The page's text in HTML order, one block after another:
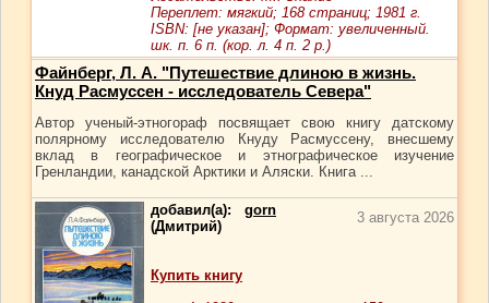
Переплет: мягкий; 168 страниц; 1981 г.
ISBN: [не указан]; Формат: увеличенный.
шк. п. 6 п. (кор. л. 4 п. 2 р.)
Файнберг, Л. А. "Путешествие длиною в жизнь.
Кнуд Расмуссен - исследователь Севера"
Автор ученый-этногораф посвящает свою книгу датскому
полярному исследователю Кнуду Расмуссену, внесшему
вклад в географическое и этнографическое изучение
Гренландии, канадской Арктики и Аляски. Книга ...
добавил(а): gorn
(Дмитрий)
3 августа 2026
Купить книгу